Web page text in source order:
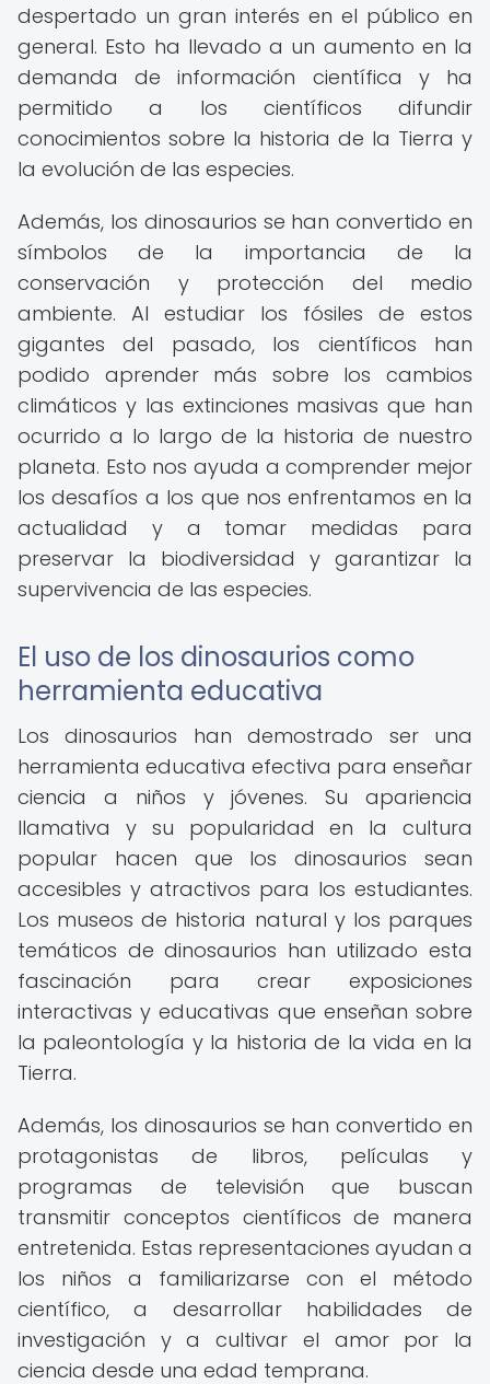
despertado un gran interés en el público en
general. Esto ha llevado a un aumento en la
demanda de información científica y ha
permitido a los científicos difundir
conocimientos sobre la historia de la Tierra y
la evolución de las especies.
Además, los dinosaurios se han convertido en
símbolos de la importancia de la
conservación y protección del medio
ambiente. Al estudiar los fósiles de estos
gigantes del pasado, los científicos han
podido aprender más sobre los cambios
climáticos y las extinciones masivas que han
ocurrido a lo largo de la historia de nuestro
planeta. Esto nos ayuda a comprender mejor
los desafíos a los que nos enfrentamos en la
actualidad y a tomar medidas para
preservar la biodiversidad y garantizar la
supervivencia de las especies.
El uso de los dinosaurios como
herramienta educativa
Los dinosaurios han demostrado ser una
herramienta educativa efectiva para enseñar
ciencia a niños y jóvenes. Su apariencia
llamativa y su popularidad en la cultura
popular hacen que los dinosaurios sean
accesibles y atractivos para los estudiantes.
Los museos de historia natural y los parques
temáticos de dinosaurios han utilizado esta
fascinación para crear exposiciones
interactivas y educativas que enseñan sobre
la paleontología y la historia de la vida en la
Tierra.
Además, los dinosaurios se han convertido en
protagonistas de libros, películas y
programas de televisión que buscan
transmitir conceptos científicos de manera
entretenida. Estas representaciones ayudan a
los niños a familiarizarse con el método
científico, a desarrollar habilidades de
investigación y a cultivar el amor por la
ciencia desde una edad temprana.